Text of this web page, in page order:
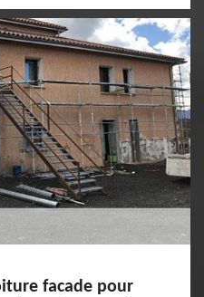
facade pour